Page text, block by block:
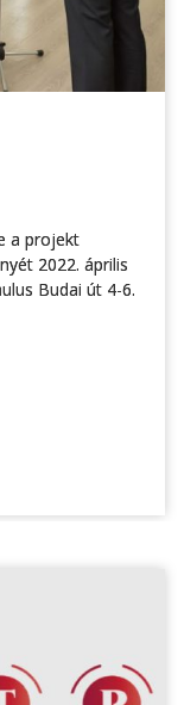
a projekt
2022. április
Budai út 4-6.